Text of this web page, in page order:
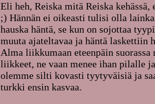
Eli heh, Reiska mitä Reiska
;) Hännän ei oikeasti tulisi olla
hauska häntä, se kun on sojottaa
muuta ajateltavaa ja häntä laskettiin
Alma liikkumaan eteenpäin
liikkeet, ne vaan menee ihan pilalle
olemme silti kovasti tyytyväisiä ja
turkki ensin kasvaa.